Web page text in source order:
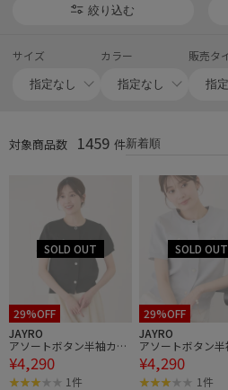
絞り込む
サイズ カラー 販売タ
対象商品数 1459 件
29%OFF
JAYRO
アソートボタン半袖カー
ディガン
¥4,290
1件
29%OFF
JAYRO
アソートボタン半
ディガン
¥4,290
1件